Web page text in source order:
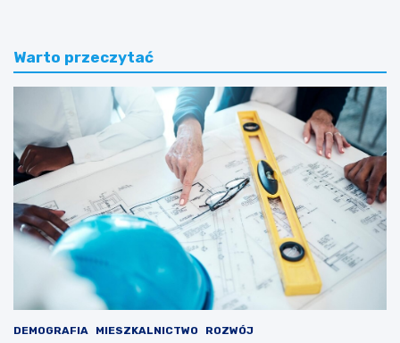
Warto przeczytać
DEMOGRAFIA MIESZKALNICTWO ROZWÓJ